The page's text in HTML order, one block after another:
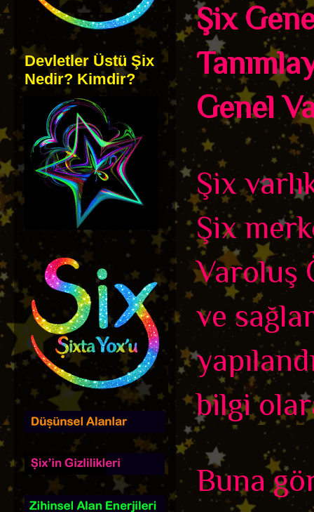
Şix
Genel
Şix
Şix
Varoluş
ve
bilgi
Buna
Devletler Üstü Şix
Nedir? Kimdir?